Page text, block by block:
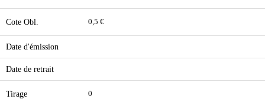
Cote Obl. 0,5 €
Date d'émission
Date de retrait
Tirage 0